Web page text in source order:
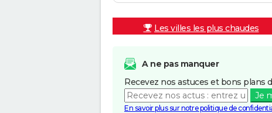
Les villes les plus chaudes
A ne pas manquer
Recevez nos astuces et bons plans
Je
En savoir plus sur notre politique de